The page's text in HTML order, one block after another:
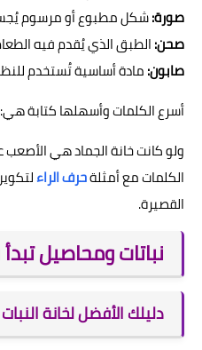
صورة:شكل مطبوع أو مرسوم
صحن:الطبق الذي يُقدم فيه
صابون:مادة أساسية تُستخدم
أسرع الكلمات وأسهلها كتابة هي:
ولو كانت خانة الجماد هي
الكلمات مع أمثلةحرف الراء
القصيرة.
نباتات ومحاصيل
دليلك الأفضل لخانة